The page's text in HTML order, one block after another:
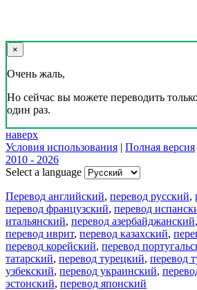
×
Очень жаль,
Но сейчас вы можете переводить
один раз.
наверх
Условия использования | Полная версия
2010 - 2026
Select a language
Перевод английский, перевод русский,
перевод французский, перевод
итальянский, перевод азербайджанский,
перевод иврит, перевод казахский,
перевод корейский, перевод
татарский, перевод турецкий, перевод
узбекский, перевод украинский,
эстонский, перевод японский